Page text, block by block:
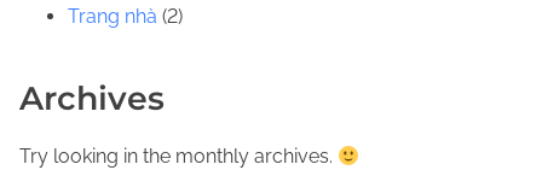
Trang nhà (2)
Archives
Try looking in the monthly archives.